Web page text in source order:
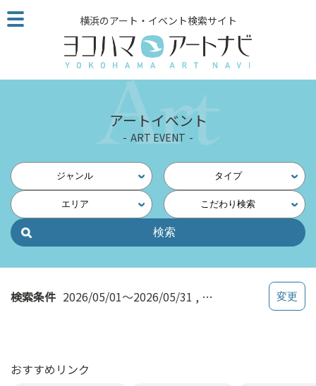
こ
の
ジ
読
他
ペ
の
横浜のアート・イベント検索サイト
アートイベント
ART EVENT
ジャンル タイプ
エリア こだわり検索
検索条件 2026/05/01～2026/05/31 ワークショップ
おすすめリンク